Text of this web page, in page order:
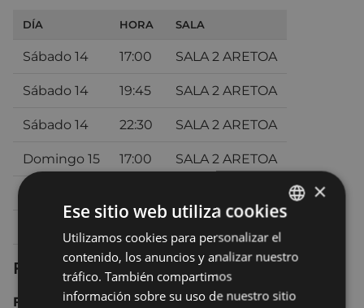
DÍA HORA SALA
Sábado 14 17:00 SALA 2 ARETOA
Sábado 14 19:45 SALA 2 ARETOA
Sábado 14 22:30 SALA 2 ARETOA
Domingo 15 17:00 SALA 2 ARETOA
Ficha técnica
Francia 2023 116 min.
BASQUE
SPANISH
×
Ese sitio web utiliza cookies
Utilizamos cookies para personalizar el
contenido, los anuncios y analizar nuestro
tráfico. También compartimos
información sobre su uso de nuestro sitio